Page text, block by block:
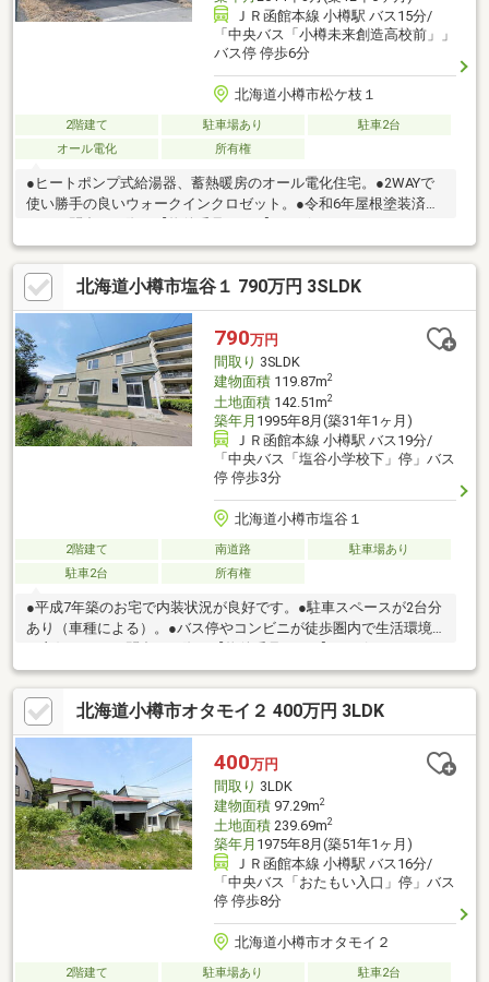
ＪＲ函館本線 小樽駅 バス15分/
「中央バス「小樽未来創造高校前」」
バス停 停歩6分
北海道小樽市松ケ枝１
2階建て 駐車場あり
駐車2台
オール電化
所有権
●ヒートポンプ式給湯器、蓄熱暖房のオール電化住宅。●2WAYで
使い勝手の良いウォークインクロゼット。●令和6年屋根塗装済
ムーズにご対応できます。駐車２台可、土地50坪以上、ＬＤＫ１
８畳以上、南向き、閑静な住宅地、前道６ｍ以上、角地、和室、
始発駅、２階建、浴室に窓、ウォークインクローゼット、周辺交
通量少なめ、オール電化
北海道小樽市塩谷１ 790万円 3SLDK
790万円
間取り 3SLDK
建物面積119.87m2
土地面積142.51m2
築年月 1995年8月(築31年1ヶ月)
ＪＲ函館本線 小樽駅 バス19分/
「中央バス「塩谷小学校下」停」バス
停 停歩3分
北海道小樽市塩谷１
2階建て 南道路
駐車場あり
駐車2台
所有権
●平成7年築のお宅で内装状況が良好です。●駐車スペースが2台分
あり（車種による）。●バス停やコンビニが徒歩圏内で生活環境
けるとスムーズにご対応できます。駐車２台可、南向き、南側道
路面す、ＬＤＫ１５畳以上、前道６ｍ以上、和室、シャワー付洗
面化粧台、２階建、浴室に窓、小学校 徒歩10分以内、納戸
北海道小樽市オタモイ２ 400万円 3LDK
400万円
間取り 3LDK
建物面積97.29m2
土地面積239.69m2
築年月 1975年8月(築51年1ヶ月)
ＪＲ函館本線 小樽駅 バス16分/
「中央バス「おたもい入口」停」バス
停 停歩8分
北海道小樽市オタモイ２
2階建て 駐車場あり
駐車2台